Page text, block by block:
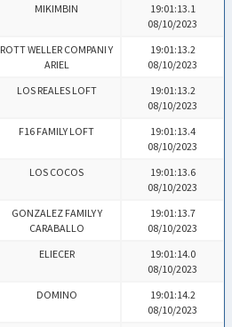
MIKIMBIN
19:01:13.1
08/10/2023
ROTT WELLER COMPANI Y
ARIEL
19:01:13.2
08/10/2023
LOS REALES LOFT
19:01:13.2
08/10/2023
F16 FAMILY LOFT
19:01:13.4
08/10/2023
LOS COCOS
19:01:13.6
08/10/2023
GONZALEZ FAMILY Y
CARABALLO
19:01:13.7
08/10/2023
ELIECER
19:01:14.0
08/10/2023
DOMINO
19:01:14.2
08/10/2023